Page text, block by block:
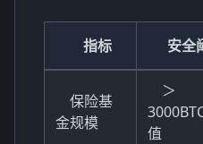
指标 安全
保险基
金规模
＞
值